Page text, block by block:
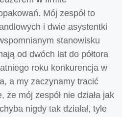
Mój zespół to
i dwie asystentki
stanowisku
od dwóch lat do półtora
roku konkurencja w
a my zaczynamy tracić
że mój zespół nie działa jak
nigdy tak działał, tyle